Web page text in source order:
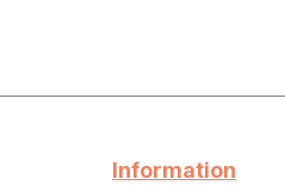
Information